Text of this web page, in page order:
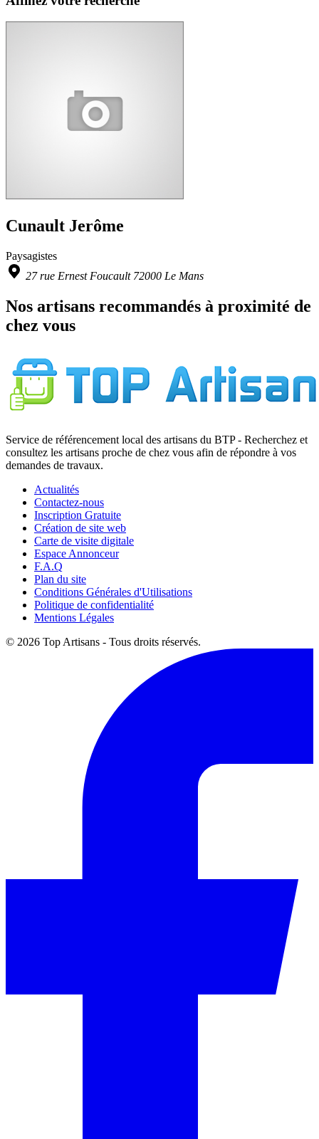
Cunault Jerôme
Paysagistes
27 rue Ernest Foucault 72000 Le Mans
Nos artisans recommandés à proximité de
chez vous
Service de référencement local des artisans du BTP - Recherchez et
consultez les artisans proche de chez vous afin de répondre à vos
demandes de travaux.
Actualités
Contactez-nous
Inscription Gratuite
Création de site web
Carte de visite digitale
Espace Annonceur
F.A.Q
Plan du site
Conditions Générales d'Utilisations
Politique de confidentialité
Mentions Légales
© 2026 Top Artisans - Tous droits réservés.